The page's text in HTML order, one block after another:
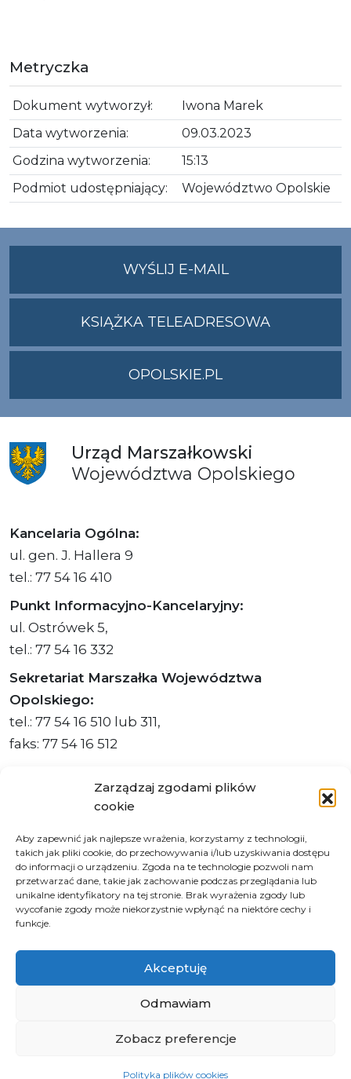
Zarządzaj zgodami plików
cookie
Aby zapewnić jak najlepsze wrażenia, korzystamy z technologii,
takich jak pliki cookie, do przechowywania i/lub uzyskiwania dostępu
do informacji o urządzeniu. Zgoda na te technologie pozwoli nam
przetwarzać dane, takie jak zachowanie podczas przeglądania lub
unikalne identyfikatory na tej stronie. Brak wyrażenia zgody lub
wycofanie zgody może niekorzystnie wpłynąć na niektóre cechy i
funkcje.
Akceptuję
Odmawiam
Zobacz preferencje
Polityka plików cookies
Metryczka
Dokument wytworzył:
Iwona Marek
Data wytworzenia:
09.03.2023
Godzina wytworzenia:
15:13
Podmiot udostępniający:
Województwo Opolskie
WYŚLIJ E-MAILNA
ADRES
KSIĄŻKA TELEADRESOWA
OPOLSKIE.PL
Urząd Marszałkowski
Województwa Opolskiego
Kancelaria Ogólna:
ul. gen. J. Hallera 9
tel.: 77 54 16 410
Punkt Informacyjno-Kancelaryjny:
ul. Ostrówek 5,
tel.: 77 54 16 332
Sekretariat Marszałka Województwa
Opolskiego:
tel.: 77 54 16 510 lub 311,
faks: 77 54 16 512
Adres do e-Doręczeń
Urzędu: AE:PL-66703-73759-IGTUV-14
Polityka prywatności
Klauzula informacyjna RODO
© 2026 Samorząd Województwa Opolskiego